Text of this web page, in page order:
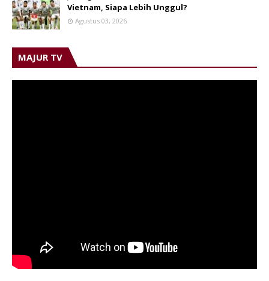
Vietnam, Siapa Lebih Unggul?
Agustus 03, 2026
MAJUR TV